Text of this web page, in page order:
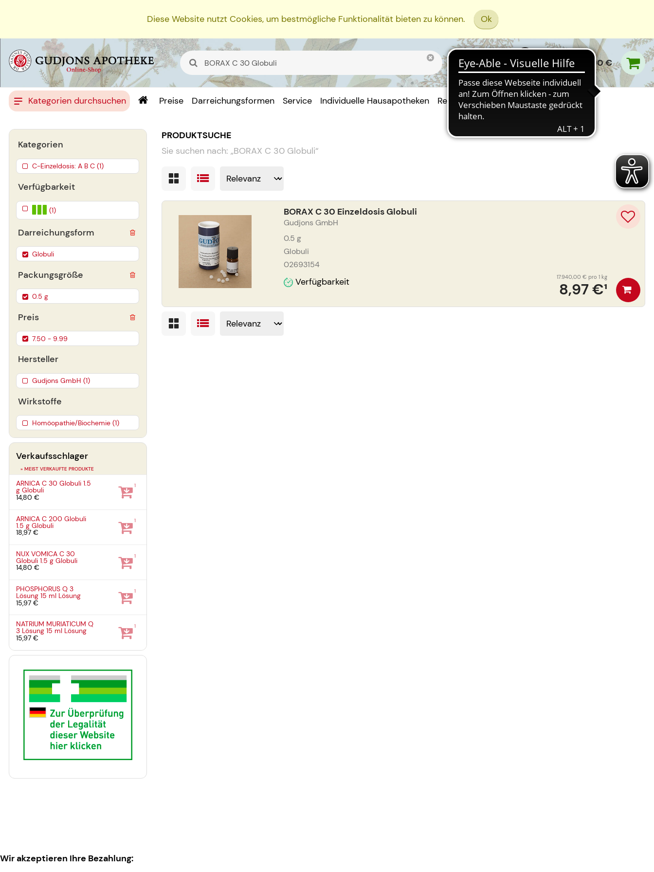
Diese Website nutzt Cookies, um bestmögliche Funktionalität bieten zu können. Ok
0,00 €
Kategorien durchsuchen Preise Darreichungsformen Service Individuelle Hausapotheken Rezept Einreichen
PRODUKTSUCHE
Sie suchen nach: „BORAX C 30 Globuli“
BORAX C 30 Einzeldosis Globuli
Gudjons GmbH
0.5 g
Globuli
02693154
Verfügbarkeit 8,97 €¹
17.940,00 € pro 1 kg
Verfügbarkeit
(1)
Darreichungsform
Globuli
Packungsgröße
0.5 g
Preis
7.50 - 9.99
Hersteller
Gudjons GmbH (1)
Wirkstoffe
Homöopathie/Biochemie (1)
Kategorien
C-Einzeldosis: A B C (1)
Verkaufsschlager
» MEIST VERKAUFTE PRODUKTE
ARNICA C 30 Globuli1.5
gGlobuli
14,80 €
1
ARNICA C 200 Globuli
1.5 gGlobuli
18,97 €
1
NUX VOMICA C 30
Globuli1.5 gGlobuli
14,80 €
1
PHOSPHORUS Q 3
Lösung15 ml Lösung
15,97 €
1
NATRIUM MURIATICUM Q
3 Lösung15 ml Lösung
15,97 €
1
Wir akzeptieren Ihre Bezahlung: